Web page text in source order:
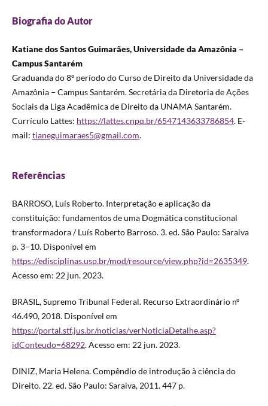
Biografia do Autor
Katiane dos Santos Guimarães, Universidade da Amazônia –
Campus Santarém
Graduanda do 8º período do Curso de Direito da Universidade da
Amazônia – Campus Santarém. Secretária da Diretoria de Ações
Sociais da Liga Acadêmica de Direito da UNAMA Santarém.
Currículo Lattes: https://lattes.cnpq.br/6547143633786854. E-
mail: tianeguimaraes5@gmail.com.
Referências
BARROSO, Luís Roberto. Interpretação e aplicação da
constituição: fundamentos de uma Dogmática constitucional
transformadora / Luís Roberto Barroso. 3. ed. São Paulo: Saraiva
p. 3–10. Disponível em
https://edisciplinas.usp.br/mod/resource/view.php?id=2635349.
Acesso em: 22 jun. 2023.
BRASIL, Supremo Tribunal Federal. Recurso Extraordinário nº
46.490, 2018. Disponível em
https://portal.stf.jus.br/noticias/verNoticiaDetalhe.asp?
idConteudo=68292. Acesso em: 22 jun. 2023.
DINIZ, Maria Helena. Compêndio de introdução à ciência do
Direito. 22. ed. São Paulo: Saraiva, 2011. 447 p.